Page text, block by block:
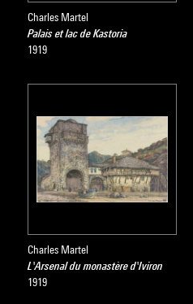
Charles Martel
Palais et lac de Kastoria
1919
Charles Martel
L'Arsenal du monastère d'Iviron
1919